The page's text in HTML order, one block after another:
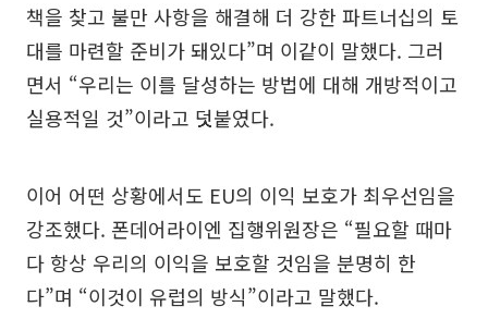
책을 찾고 불만 사항을 해결해 더 강한 파트너십의 토
대를 마련할 준비가 돼있다”며 이같이 말했다. 그러
면서 “우리는 이를 달성하는 방법에 대해 개방적이고
실용적일 것”이라고 덧붙였다.
이어 어떤 상황에서도 EU의 이익 보호가 최우선임을
강조했다. 폰데어라이엔 집행위원장은 “필요할 때마
다 항상 우리의 이익을 보호할 것임을 분명히 한
다”며 “이것이 유럽의 방식”이라고 말했다.